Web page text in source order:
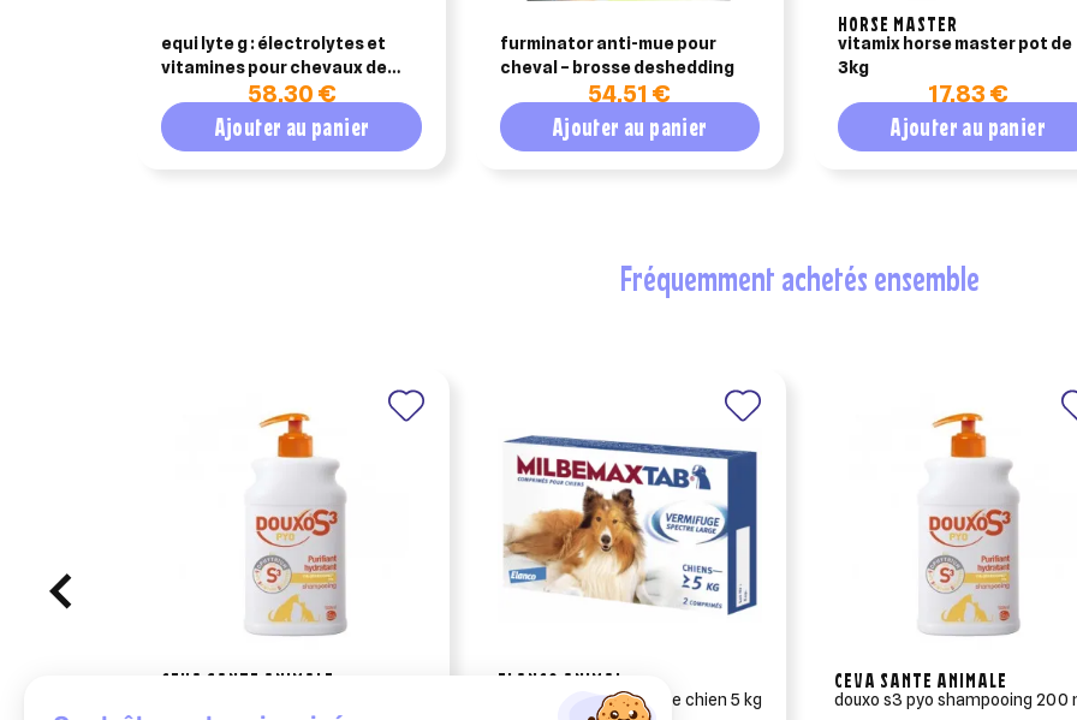
equi lyte g : électrolytes et
vitamines pour chevaux de
compétition58,30 €
Ajouter au panier
furminator anti-mue pour
cheval – brosse deshedding
54,51 €
Ajouter au panier
HORSE MASTER
vitamix horse master pot de
3kg
17,83 €
Ajouter au panier
fréquemment achetés ensemble
CEVA SANTE ANIMALE ELANCO ANIMAL
milbemaxtab vermifuge chien 5 kg
CEVA SANTE ANIMALE
douxo s3 pyo shampooing 200